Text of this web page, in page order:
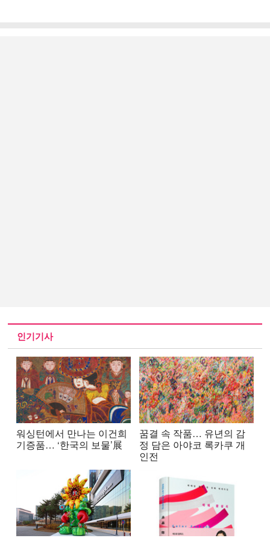
인기기사
워싱턴에서 만나는 이건희
기증품… ‘한국의 보물’展
꿈결 속 작품… 유년의 감
정 담은 아야코 록카쿠 개
인전